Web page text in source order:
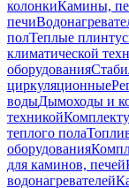
колонкиКамины,
печи
полТеплые
климатической
оборудования
циркуляционные
водыДымоходы и
техникой
теплого пола
оборудования
для каминов, печей
водонагревателей